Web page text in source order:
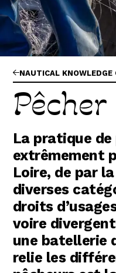
NAUTICAL KNOWLEDGE
Pêcher
La pratique
extrêmement
Loire, de par
diverses
droits
voire
une batellerie
relie les
Abonnez-vous !
N La
Les dernières
patrimoine